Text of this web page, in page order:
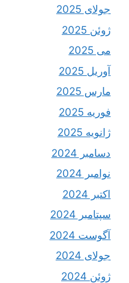
جولای 2025
ژوئن 2025
می 2025
آوریل 2025
مارس 2025
فوریه 2025
ژانویه 2025
دسامبر 2024
نوامبر 2024
اکتبر 2024
سپتامبر 2024
آگوست 2024
جولای 2024
ژوئن 2024